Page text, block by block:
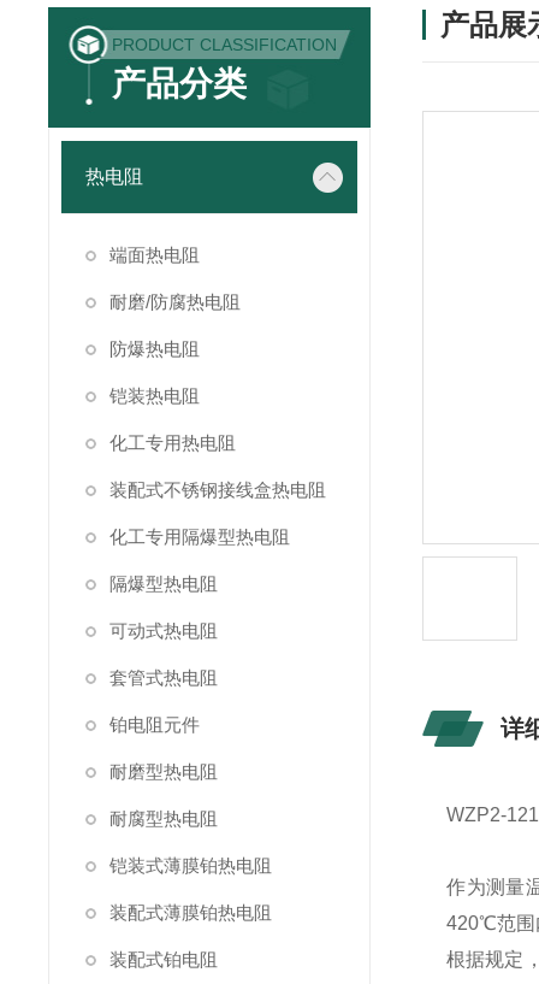
PRODUCT CLASSIFICATION
产品分类
热电阻
端面热电阻
耐磨/防腐热电阻
防爆热电阻
铠装热电阻
化工专用热电阻
装配式不锈钢接线盒热电阻
化工专用隔爆型热电阻
隔爆型热电阻
可动式热电阻
套管式热电阻
铂电阻元件
耐磨型热电阻
耐腐型热电阻
铠装式薄膜铂热电阻
装配式薄膜铂热电阻
装配式铂电阻
产品展
详
WZP2-
作为测量
420℃范围
根据规定